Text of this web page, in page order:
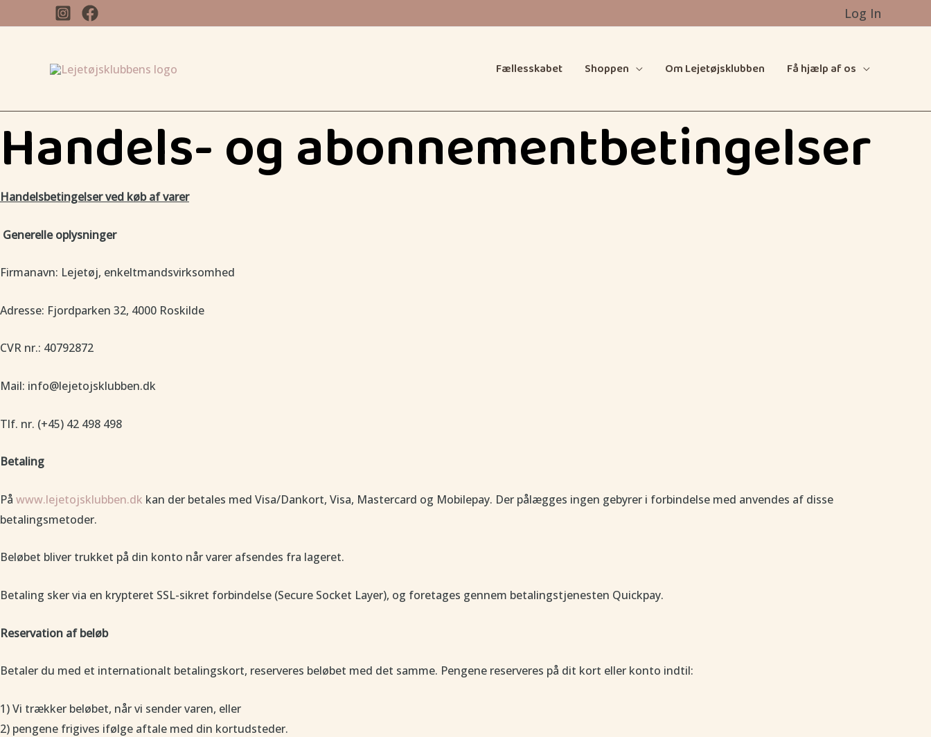
til
Log In
Fællesskabet Shoppen Om Lejetøjsklubben Få hjælp af os
Handels- og abonnementbetingelser
Handelsbetingelser ved køb af varer
Generelle oplysninger
Firmanavn: Lejetøj, enkeltmandsvirksomhed
Adresse: Fjordparken 32, 4000 Roskilde
CVR nr.: 40792872
Mail: info@lejetojsklubben.dk
Tlf. nr. (+45) 42 498 498
Betaling
På www.lejetojsklubben.dk kan der betales med Visa/Dankort, Visa, Mastercard og Mobilepay. Der pålægges ingen gebyrer i forbindelse med anvendes af disse
betalingsmetoder.
Beløbet bliver trukket på din konto når varer afsendes fra lageret.
Betaling sker via en krypteret SSL-sikret forbindelse (Secure Socket Layer), og foretages gennem betalingstjenesten Quickpay.
Reservation af beløb
Betaler du med et internationalt betalingskort, reserveres beløbet med det samme. Pengene reserveres på dit kort eller konto indtil:
1) Vi trækker beløbet, når vi sender varen, eller
2) pengene frigives ifølge aftale med din kortudsteder.